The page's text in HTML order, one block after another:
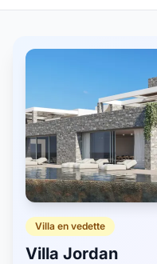
Villa en vedette
Villa Jordan